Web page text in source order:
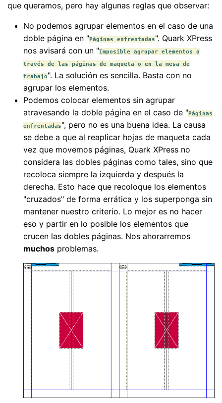
que queramos, pero hay algunas reglas que observar:
No podemos agrupar elementos en el caso de una
doble página en "Páginas enfrentadas". Quark XPress
nos avisará con un "Imposible agrupar elementos a
través de las páginas de maqueta o en la mesa de
trabajo". La solución es sencilla. Basta con no
agrupar los elementos.
Podemos colocar elementos sin agrupar
atravesando la doble página en el caso de "Páginas
enfrentadas", pero no es una buena idea. La causa
se debe a que al reaplicar hojas de maqueta cada
vez que movemos páginas, Quark XPress no
considera las dobles páginas como tales, sino que
recoloca siempre la izquierda y después la
derecha. Esto hace que recoloque los elementos
"cruzados" de forma errática y los superponga sin
mantener nuestro criterio. Lo mejor es no hacer
eso y partir en lo posible los elementos que
crucen las dobles páginas. Nos ahorarremos
muchos problemas.